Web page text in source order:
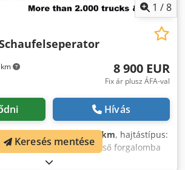
1 /8
8 900 EUR
Fix ár plusz ÁFA-val
Hívás
futásteljesítmény: 1 001 km, hajtástípus:
, saját tömeg:820 kg, első forgalomba
, Gyártási év:
Keresés mentése